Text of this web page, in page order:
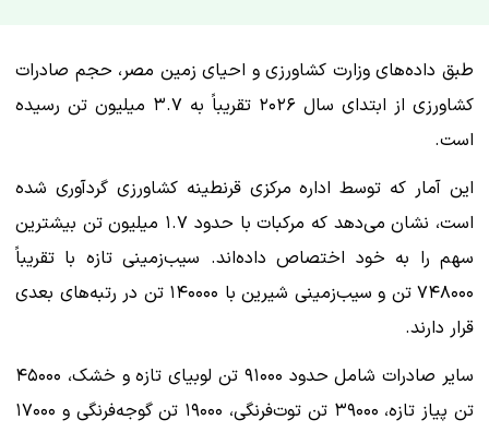
طبق داده‌های وزارت کشاورزی و احیای زمین مصر، حجم صادرات
کشاورزی از ابتدای سال ۲۰۲۶ تقریباً به ۳.۷ میلیون تن رسیده
است.
این آمار که توسط اداره مرکزی قرنطینه کشاورزی گردآوری شده
است، نشان می‌دهد که مرکبات با حدود ۱.۷ میلیون تن بیشترین
سهم را به خود اختصاص داده‌اند. سیب‌زمینی تازه با تقریباً
۷۴۸۰۰۰ تن و سیب‌زمینی شیرین با ۱۴۰۰۰۰ تن در رتبه‌های بعدی
قرار دارند.
سایر صادرات شامل حدود ۹۱۰۰۰ تن لوبیای تازه و خشک، ۴۵۰۰۰
تن پیاز تازه، ۳۹۰۰۰ تن توت‌فرنگی، ۱۹۰۰۰ تن گوجه‌فرنگی و ۱۷۰۰۰